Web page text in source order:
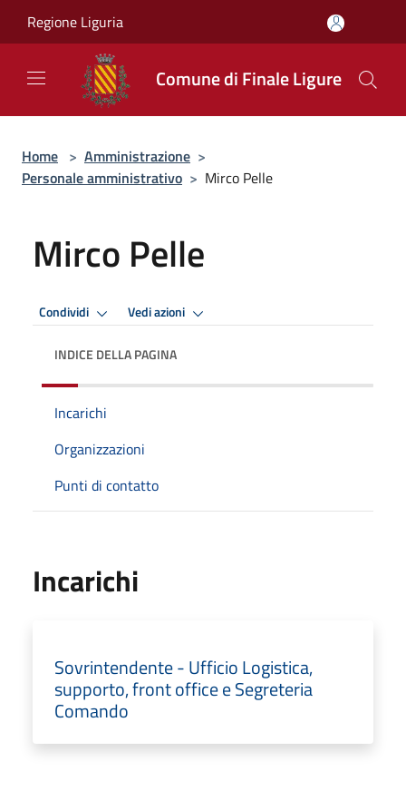
Regione Liguria
Comune di Finale Ligure
Home > Amministrazione >
Personale amministrativo > Mirco Pelle
Mirco Pelle
Condividi Vedi azioni
INDICE DELLA PAGINA
Incarichi
Organizzazioni
Punti di contatto
Incarichi
Sovrintendente - Ufficio Logistica,
supporto, front office e Segreteria
Comando